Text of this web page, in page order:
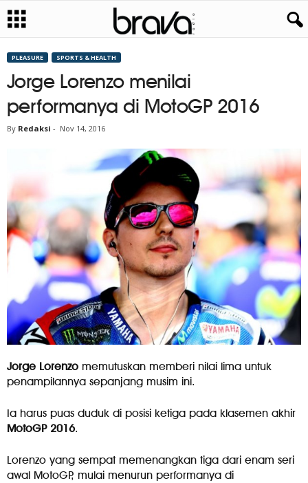
PLEASURE SPORTS & HEALTH
Jorge Lorenzo menilai
performanya di MotoGP 2016
By Redaksi - Nov 14, 2016
Jorge Lorenzo memutuskan memberi nilai lima untuk
penampilannya sepanjang musim ini.
Ia harus puas duduk di posisi ketiga pada klasemen akhir
MotoGP 2016.
Lorenzo yang sempat memenangkan tiga dari enam seri
awal MotoGP, mulai menurun performanya di